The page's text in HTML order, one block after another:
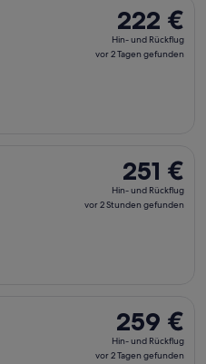
222 €
Hin-
und
222 €
Hin- und Rückflug
vor 2 Tagen gefunden
251 €
Hin-
und
251 €
Hin- und Rückflug
vor 2 Stunden gefunden
259 €
Hin-
und
259 €
Hin- und Rückflug
vor 2 Tagen gefunden